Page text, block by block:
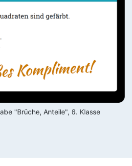
"Brüche, Anteile", 6. Klasse